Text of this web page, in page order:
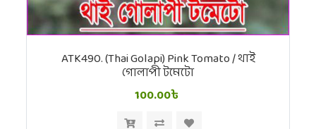
ATK490. (Thai Golapi) Pink Tomato / থাই
গোলাপী টমেটো
100.00৳